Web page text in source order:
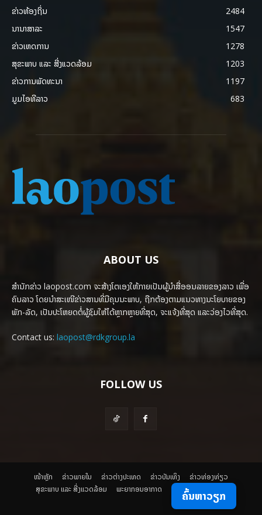
ຂ່າວທ້ອງຖິ່ນ
2484
ນານາສາລະ
1547
ຂ່າວເຫດການ
1278
ສຸຂະພາບ ແລະ ສີ່ງແວດລ້ອມ
1203
ຂ່າວການພັດທະນາ
1197
ມູມໄອທີລາວ
683
ABOUT US
ສຳນັກຂ່າວ laopost.com ຈະສ້າງໂຕເອງໃຫ້ກາຍເປັນຜູ້ນຳສື່ອອນລາຍຂອງລາວ ເພື່ອ
ຄົນລາວ ໂດຍນຳສະເໜີຂ່າວສານທີ່ມີຄຸນນະພາບ, ຖືກຕ້ອງຕາມແນວທາງນະໂຍບາຍຂອງ
ພັກ-ລັດ, ເປັນປະໂຫຍດຕໍ່ຜູ້ຊົມໃຫ້ໄດ້ຫຼາກຫຼາຍທີ່ສຸດ, ຈະແຈ້ງທີ່ສຸດ ແລະວ່ອງໄວທີ່ສຸດ.
Contact us: laopost@rdkgroup.la
FOLLOW US
ໜ້າຫຼັກ ຂ່າວພາຍ​ໃນ ຂ່າວຕ່າງປະເທດ ​ຂ່າວບັນເທິງ
​ຂ່າວທ່ອງທ່ຽວ
ສຸຂະພາບ ແລະ ສີ່ງແວດລ້ອມ
ພະຍາກອນອາກາດ ຄົ້ນຫາວຽກ